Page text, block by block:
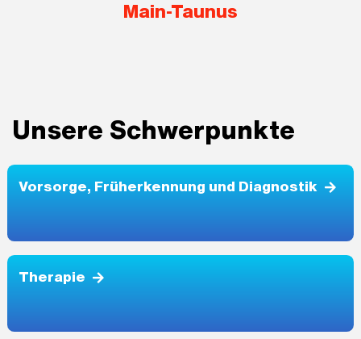
Main-Taunus
Unsere Schwerpunkte
Vorsorge, Früherkennung und Diagnostik
Therapie